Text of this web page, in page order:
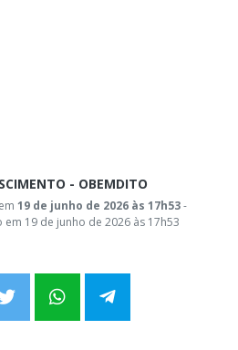
- OBEMDITO
19 de junho de 2026 às 17h53-
19 de junho de 2026 às 17h53